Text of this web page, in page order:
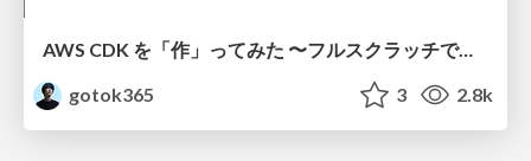
AWS CDK を「作」ってみた 〜フルスクラッチで見えた CDK の裏側〜 / aws-cdk-from-scratch
gotok365
3 2.8k